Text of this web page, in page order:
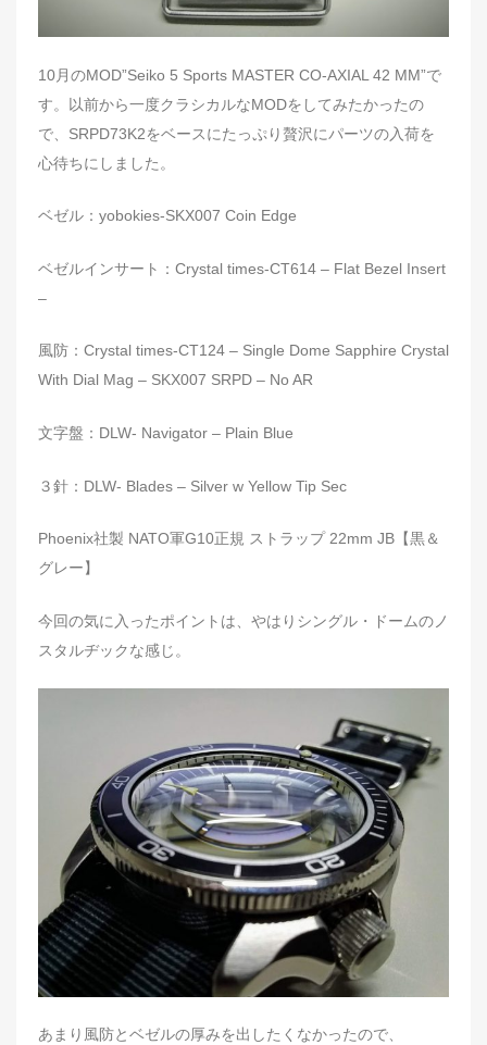
10月のMOD”Seiko 5 Sports MASTER CO‑AXIAL 42 MM”で
す。以前から一度クラシカルなMODをしてみたかったの
で、SRPD73K2をベースにたっぷり贅沢にパーツの入荷を
心待ちにしました。
ベゼル：yobokies-SKX007 Coin Edge
ベゼルインサート：Crystal times-CT614 – Flat Bezel Insert
–
風防：Crystal times-CT124 – Single Dome Sapphire Crystal
With Dial Mag – SKX007 SRPD – No AR
文字盤：DLW- Navigator – Plain Blue
３針：DLW- Blades – Silver w Yellow Tip Sec
Phoenix社製 NATO軍G10正規 ストラップ 22mm JB【黒＆
グレー】
今回の気に入ったポイントは、やはりシングル・ドームのノ
スタルヂックな感じ。
あまり風防とベゼルの厚みを出したくなかったので、